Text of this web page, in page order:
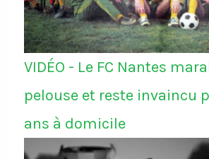
VIDÉO - Le FC Nantes
pelouse et reste invaincu
ans à domicile